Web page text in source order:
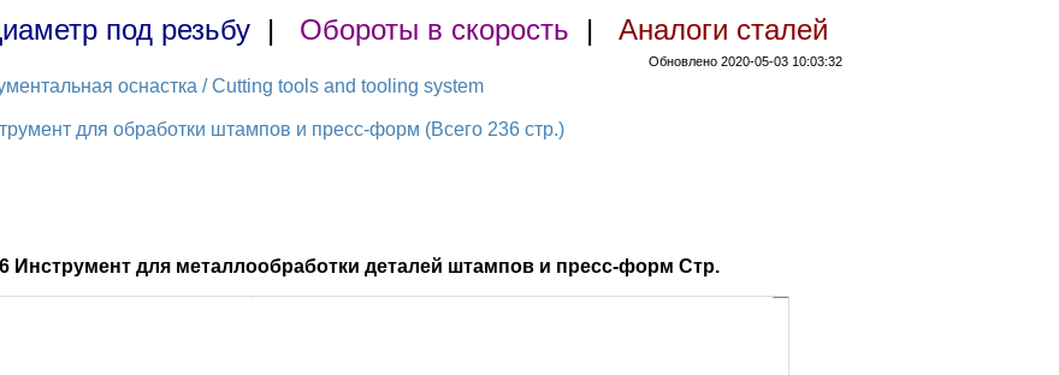
под резьбу | Обороты в скорость | Аналоги сталей
Обновлено 2020-05-03 10:03:32
оснастка / Cutting tools and tooling system
для обработки штампов и пресс-форм (Всего 236 стр.)
Инструмент для металлообработки деталей штампов и пресс-форм Стр.